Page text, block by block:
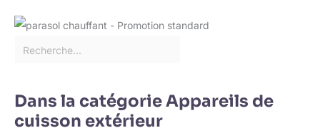
Dans la catégorie Appareils de
cuisson extérieur